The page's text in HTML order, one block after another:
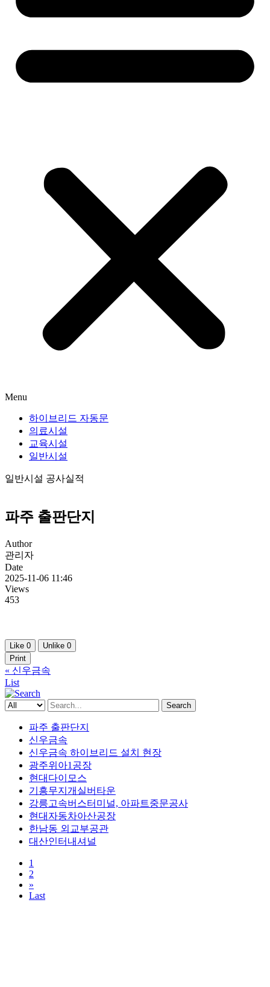
Menu
하이브리드 자동문
의료시설
교육시설
일반시설
일반시설 공사실적
파주 출판단지
Author
관리자
Date
2025-11-06 11:46
Views
453
Like 0 Unlike 0
Print
« 신우금속
List
Search
파주 출판단지
신우금속
신우금속 하이브리드 설치 현장
광주위아1공장
현대다이모스
기흥무지개실버타운
강릉고속버스터미널, 아파트중문공사
현대자동차아산공장
한남동 외교부공관
대산인터내셔널
1
2
»
Last